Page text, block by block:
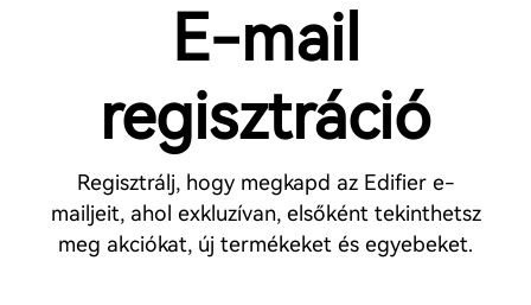
E-mail
regisztráció
Regisztrálj, hogy megkapd az Edifier e-
mailjeit, ahol exkluzívan, elsőként tekinthetsz
meg akciókat, új termékeket és egyebeket.